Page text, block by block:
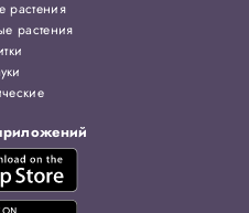
растения
растения